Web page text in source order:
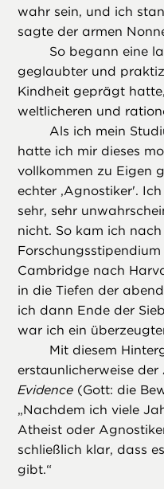
wahr sein, und ich
sagte der armen
So begann eine
geglaubter und
Kindheit geprägt
weltlicheren und
Als ich mein
hatte ich mir dieses
vollkommen zu Eigen
echter ,Agnostiker'.
sehr, sehr
nicht. So kam ich
Cambridge nach
in die Tiefen der
ich dann Ende der
war ich ein
Mit diesem
erstaunlicherweise der
Evidence (Gott: die
„Nachdem ich viele
Atheist oder
schließlich klar, dass
gibt.“